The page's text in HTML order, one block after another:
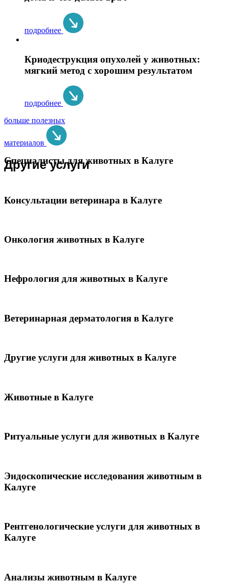
подробнее
Криодеструкция опухолей у животных:
мягкий метод с хорошим результатом
подробнее
больше полезных
материалов
Другие услуги
Специалисты для животных в Калуге
Консультации ветеринара в Калуге
Онкология животных в Калуге
Нефрология для животных в Калуге
Ветеринарная дерматология в Калуге
Другие услуги для животных в Калуге
Животные в Калуге
Ритуальные услуги для животных в Калуге
Эндоскопические исследования животным в
Калуге
Рентгенологические услуги для животных в
Калуге
Анализы животным в Калуге